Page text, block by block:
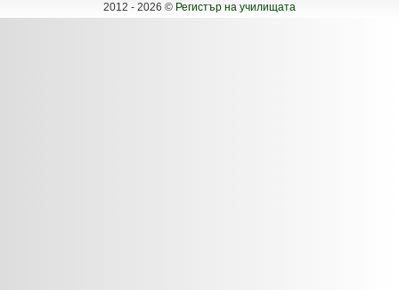
2012 - 2026 © Регистър на училищата